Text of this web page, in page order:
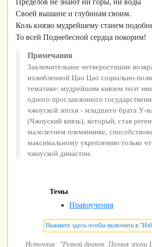
Пределов не знают ни горы, ни воды
Своей вышине и глубинам своим.
Коль князю мудрейшему станем
То всей Поднебесной сердца покорим!
Примечания
Заключительное четверостишие
излюбленной Цao Цao социально-
тематике: мудрейшим князем поэт
одного прославленного
чжоуской эпохи - младшего брата У-
(Чжоуский князь), который, став
малолетнем племяннике,
максимальному укреплению только
чжоуской династии.
Темы
Нравоучения
Источник: "Резной дракон. Поэзия